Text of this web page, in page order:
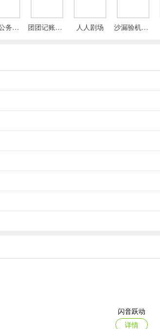
西藏公务出行app 团团记账App 人人剧场 沙漏验机手机版
闪音跃动
详情